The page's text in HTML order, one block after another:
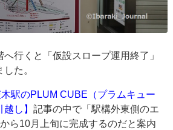
行くと「仮設スロープ運用終了」
た。
木駅のPLUM CUBE（プラムキュー
越し】記事の中で「駅構外東側のエ
ら10月上旬に完成するのだと案内